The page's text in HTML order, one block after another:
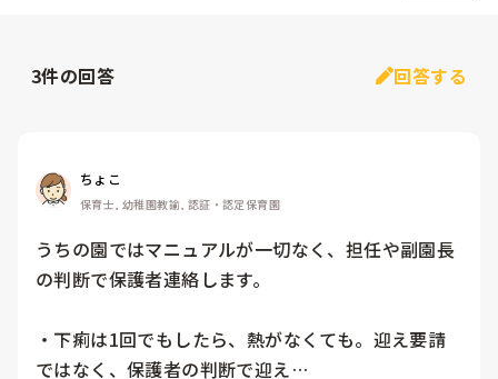
3件の回答 回答する
ちょこ
保育士, 幼稚園教諭, 認証・認定保育園
うちの園ではマニュアルが一切なく、担任や副園長
の判断で保護者連絡します。
・下痢は1回でもしたら、熱がなくても。迎え要請
ではなく、保護者の判断で迎え…